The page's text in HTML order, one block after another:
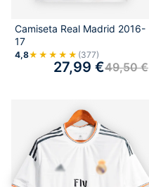
Camiseta Real Madrid 2016-
17
4,8★★★★★ (377)
49,50€
27,99 €